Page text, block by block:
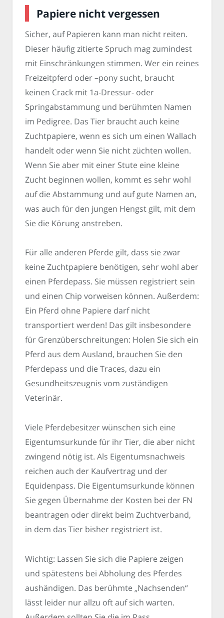
Papiere nicht vergessen
Sicher, auf Papieren kann man nicht reiten.
Dieser häufig zitierte Spruch mag zumindest
mit Einschränkungen stimmen. Wer ein reines
Freizeitpferd oder –pony sucht, braucht
keinen Crack mit 1a-Dressur- oder
Springabstammung und berühmten Namen
im Pedigree. Das Tier braucht auch keine
Zuchtpapiere, wenn es sich um einen Wallach
handelt oder wenn Sie nicht züchten wollen.
Wenn Sie aber mit einer Stute eine kleine
Zucht beginnen wollen, kommt es sehr wohl
auf die Abstammung und auf gute Namen an,
was auch für den jungen Hengst gilt, mit dem
Sie die Körung anstreben.
Für alle anderen Pferde gilt, dass sie zwar
keine Zuchtpapiere benötigen, sehr wohl aber
einen Pferdepass. Sie müssen registriert sein
und einen Chip vorweisen können. Außerdem:
Ein Pferd ohne Papiere darf nicht
transportiert werden! Das gilt insbesondere
für Grenzüberschreitungen: Holen Sie sich ein
Pferd aus dem Ausland, brauchen Sie den
Pferdepass und die Traces, dazu ein
Gesundheitszeugnis vom zuständigen
Veterinär.
Viele Pferdebesitzer wünschen sich eine
Eigentumsurkunde für ihr Tier, die aber nicht
zwingend nötig ist. Als Eigentumsnachweis
reichen auch der Kaufvertrag und der
Equidenpass. Die Eigentumsurkunde können
Sie gegen Übernahme der Kosten bei der FN
beantragen oder direkt beim Zuchtverband,
in dem das Tier bisher registriert ist.
Wichtig: Lassen Sie sich die Papiere zeigen
und spätestens bei Abholung des Pferdes
aushändigen. Das berühmte „Nachsenden“
lässt leider nur allzu oft auf sich warten.